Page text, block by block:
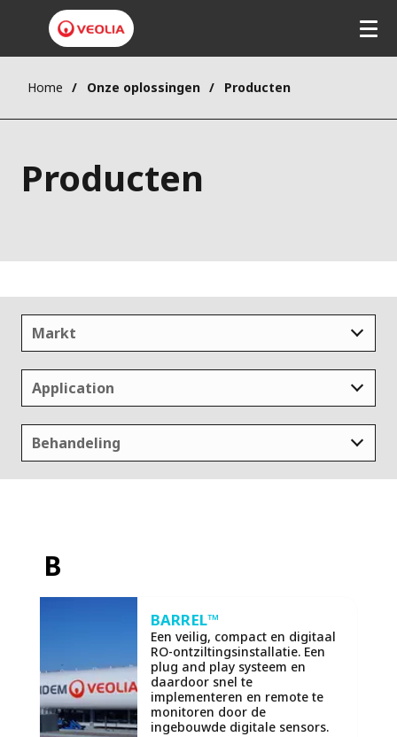
Home Onze oplossingen Producten
Producten
Markt
Application
Behandeling
B
BARREL™
Een veilig, compact en digitaal
RO-ontziltingsinstallatie. Een
plug and play systeem en
daardoor snel te
implementeren en remote te
monitoren door de
ingebouwde digitale sensors.